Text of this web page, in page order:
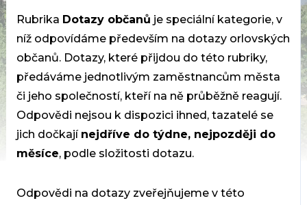
Rubrika Dotazy občanů je speciální kategorie, v
níž odpovídáme především na dotazy orlovských
občanů. Dotazy, které přijdou do této rubriky,
předáváme jednotlivým zaměstnancům města
či jeho společností, kteří na ně průběžně reagují.
Odpovědi nejsou k dispozici ihned, tazatelé se
jich dočkají nejdříve do týdne, nejpozději do
měsíce, podle složitosti dotazu.
Odpovědi na dotazy zveřejňujeme v této